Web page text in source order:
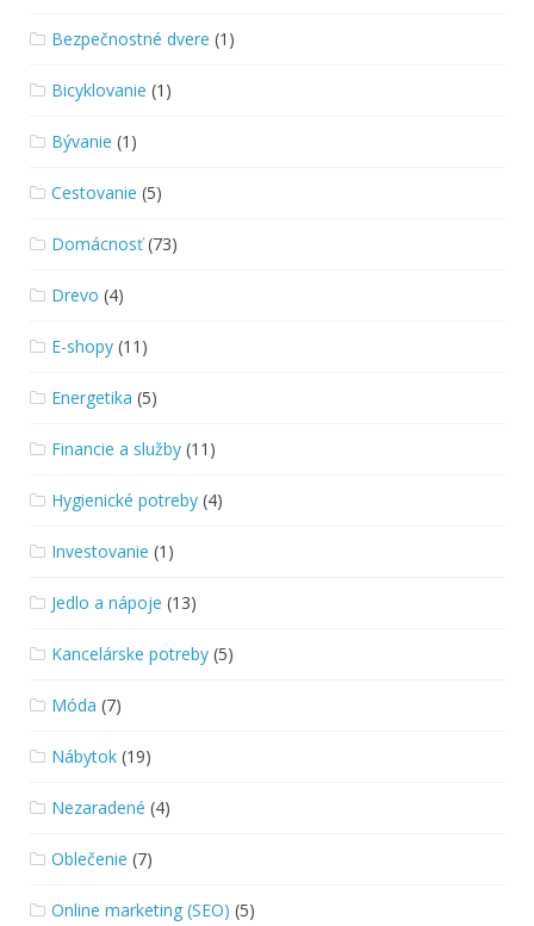
Bezpečnostné dvere (1)
Bicyklovanie (1)
Bývanie (1)
Cestovanie (5)
Domácnosť(73)
Drevo (4)
E-shopy (11)
Energetika (5)
Financie a služby (11)
Hygienické potreby (4)
Investovanie (1)
Jedlo a nápoje (13)
Kancelárske potreby (5)
Móda (7)
Nábytok (19)
Nezaradené (4)
Oblečenie (7)
Online marketing (SEO) (5)